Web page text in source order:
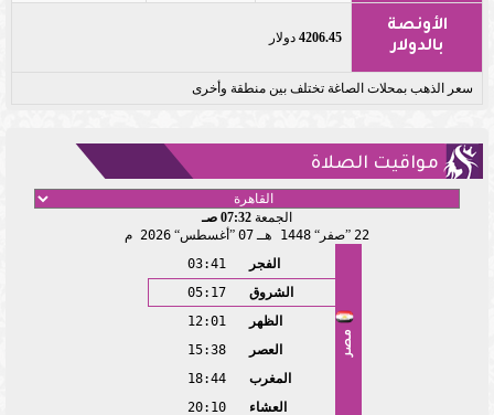
الأونصة
بالدولار
4206.45 دولار
سعر الذهب بمحلات الصاغة تختلف بين منطقة وأخرى
مواقيت الصلاة
الجمعة 07:32 صـ
22 صفر 1448 هـ 07 أغسطس 2026 م
مصر
الفجر
03:41
الشروق
05:17
الظهر
12:01
العصر
15:38
المغرب
18:44
العشاء
20:10